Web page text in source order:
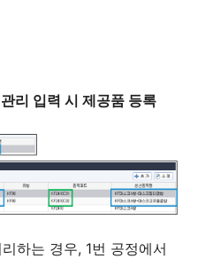
리 입력 시 제공품 등록
하는 경우, 1번 공정에서